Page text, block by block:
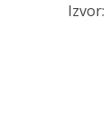
Izvor: